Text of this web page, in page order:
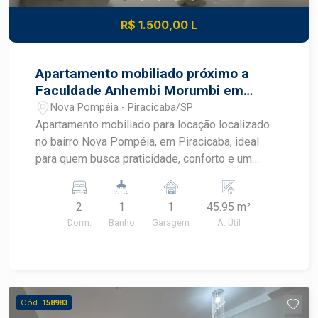
R$ 1.500,00 L
Apartamento mobiliado próximo a
Faculdade Anhembi Morumbi em
Piracicaba
Nova Pompéia - Piracicaba/SP
Apartamento mobiliado para locação localizado
no bairro Nova Pompéia, em Piracicaba, ideal
para quem busca praticidade, conforto e um
planejados, mobiliário completo e excelente
aproveitamento dos espaços, este apartamento
oferece uma rotina mais funcional em uma região
americana integrada aos ambientes - Geladeira,
cooktop e micro-ondas - Máquina de lavar -
2
Dorm.
1
Banho
1
Garagem
45.95 m²
A. Útil
Cód. 158983